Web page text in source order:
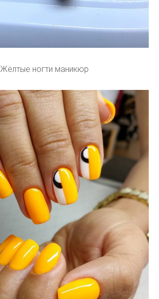
Жёлтые ногти маникюр